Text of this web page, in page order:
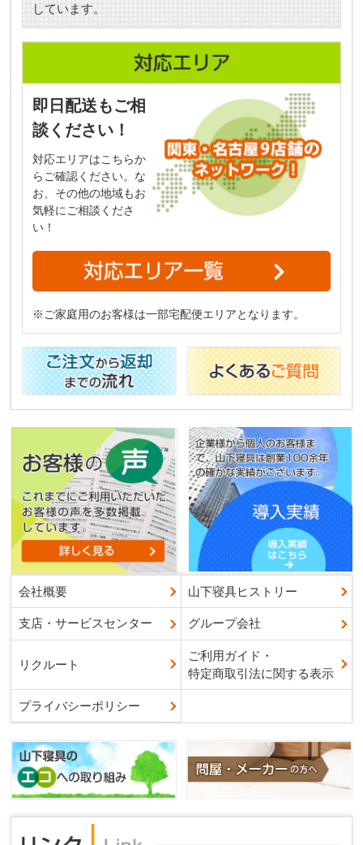
しています。
即日配送もご相
談ください！
対応エリアはこちらか
らご確認ください。な
お、その他の地域もお
気軽にご相談くださ
い！
※ご家庭用のお客様は一部宅配便エリアとなります。
会社概要 山下寝具ヒストリー
支店・サービスセンター グループ会社
リクルート
ご利用ガイド・
特定商取引法に関する表示
プライバシーポリシー